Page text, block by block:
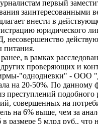
первый
заинтересованными
внести в
юридического
питания.
в рамках
проверяющих и
"однодневки" - ООО
на 20-50%. По
преступлений подобного
совершенных на
на 6% выше, чем за
размере 5 млрд руб., что